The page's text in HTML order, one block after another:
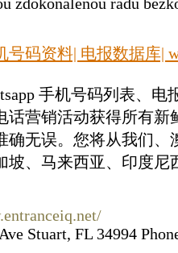
号码资料| 电报数据库|
手机号码列表、
话营销活动获得所有新
确无误。您将从我们、
坡、马来西亚、印度尼
Stuart, FL 34994